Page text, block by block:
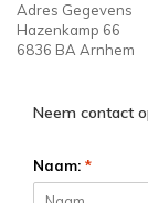
Adres Gegevens
Hazenkamp 66
6836 BA Arnhem
Neem contact
Naam: *